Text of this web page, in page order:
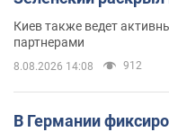
Киев также ведет
партнерами
8.08.2026 14:08 912
В Германии